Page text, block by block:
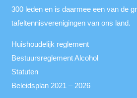
300 leden en is daarmee een van de
tafeltennisverenigingen van ons land.
Huishoudelijk reglement
Bestuursreglement Alcohol
Statuten
Beleidsplan 2021 – 2026